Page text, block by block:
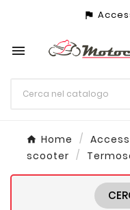
assistant_photo

Home
scooter